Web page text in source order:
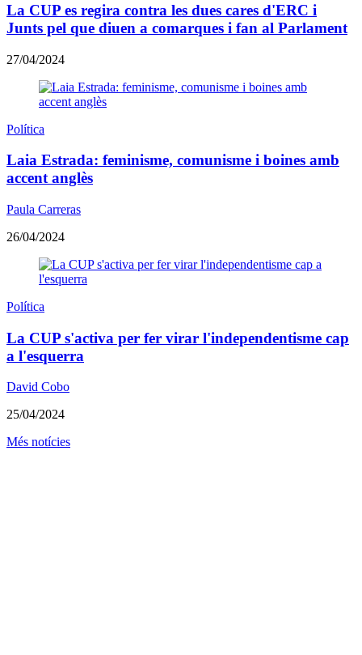
La CUP es regira contra les dues cares d'ERC i
Junts pel que diuen a comarques i fan al Parlament
27/04/2024
Política
Laia Estrada: feminisme, comunisme i boines amb
accent anglès
Paula Carreras
26/04/2024
Política
La CUP s'activa per fer virar l'independentisme cap
a l'esquerra
David Cobo
25/04/2024
Més notícies